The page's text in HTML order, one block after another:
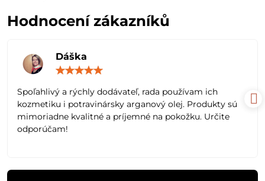
Hodnocení zákazníků
Dáška
5
Spoľahlivý a rýchly dodávateľ, rada používam ich
kozmetiku i potravinársky arganový olej. Produkty sú
mimoriadne kvalitné a príjemné na pokožku. Určite
odporúčam!